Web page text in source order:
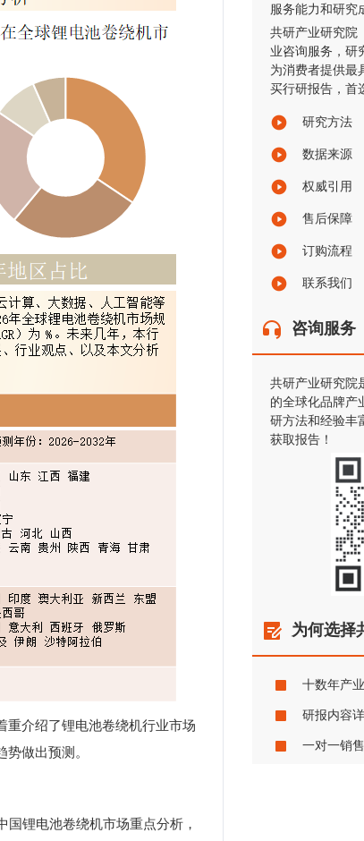
重介绍了锂电池卷绕机行业市场
做出预测。
锂电池卷绕机市场重点分析，
服务能力和研究
共研产业研究院
业咨询服务，研
为消费者提供最
买行研报告，首
研究方法
数据来源
权威引用
售后保障
订购流程
联系我们
咨询服务
共研产业研究院
的全球化品牌产
研方法和经验丰
获取报告！
为何选择
十数年产
研报内容
一对一销